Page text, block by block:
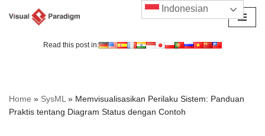
Read this post in:
Home » SysML» Memvisualisasikan Perilaku Sistem: Panduan
Praktis tentang Diagram Status dengan Contoh
Indonesian